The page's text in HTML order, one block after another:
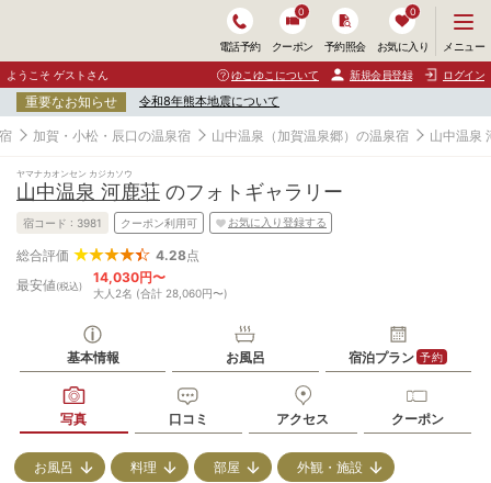
電話予約 クーポン
0
予約照会 お気に入り
0
ニ
ュ
ー
開
く
メニュー
ようこそ ゲストさん ゆこゆこについて 新規会員登録 ログイン
重要なお知らせ 令和8年熊本地震について
加賀・小松・辰口の温泉宿 山中温泉（加賀温泉郷）の温泉宿 山中温泉
ヤマナカオンセン カジカソウ
山中温泉 河鹿荘 のフォトギャラリー
宿コード : 3981 クーポン利用可 お気に入り登録する
総合評価 4.28点
最安値(税込)
14,030円〜
大人2名 (合計 28,060円〜)
基本情報 お風呂 宿泊プラン 予約
写真 口コミ アクセス クーポン
お風呂 料理 部屋 外観・施設